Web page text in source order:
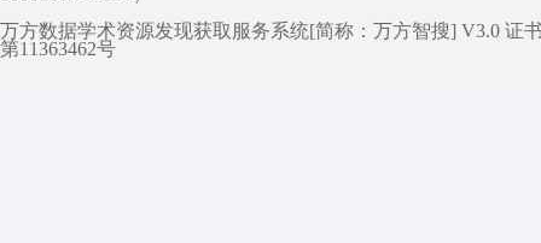
万方数据学术资源发现获取服务系统[简称：万方智搜] V3.0 证
第11363462号